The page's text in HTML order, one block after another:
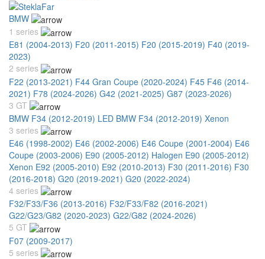
BMW
1 series
E81 (2004-2013) F20 (2011-2015) F20 (2015-2019) F40 (2019-
2023)
2 series
F22 (2013-2021) F44 Gran Coupe (2020-2024) F45 F46 (2014-
2021) F78 (2024-2026) G42 (2021-2025) G87 (2023-2026)
3 GT
BMW F34 (2012-2019) LED BMW F34 (2012-2019) Xenon
3 series
E46 (1998-2002) E46 (2002-2006) E46 Coupe (2001-2004) E46
Coupe (2003-2006) E90 (2005-2012) Halogen E90 (2005-2012)
Xenon E92 (2005-2010) E92 (2010-2013) F30 (2011-2016) F30
(2016-2018) G20 (2019-2021) G20 (2022-2024)
4 series
F32/F33/F36 (2013-2016) F32/F33/F82 (2016-2021)
G22/G23/G82 (2020-2023) G22/G82 (2024-2026)
5 GT
F07 (2009-2017)
5 series